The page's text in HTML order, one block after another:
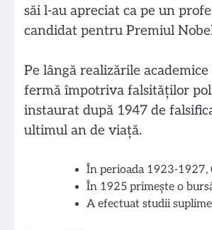
săi l-au apreciat ca pe un
candidat pentru Premiul
Pe lângă realizările
fermă împotriva falsităților
instaurat după 1947 de
ultimul an de viață.
În perioada 1923-1927,
În 1925 primește o
A efectuat studii